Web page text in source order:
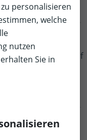
personalisieren
welche
nutzen
Sie in
f